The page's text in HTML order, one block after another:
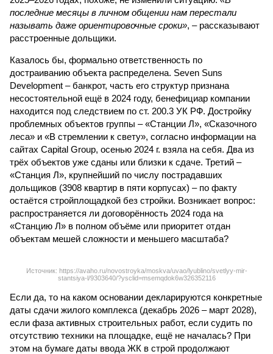
последние месяцы в личном общении нам перестали
называть даже ориентировочные сроки», – рассказывают
расстроенные дольщики.
Казалось бы, формально ответственность по
достраиванию объекта распределена. Seven Suns
Development – банкрот, часть его структур признана
несостоятельной ещё в 2024 году, бенефициар компании
находится под следствием по ст. 200.3 УК РФ. Достройку
проблемных объектов группы – «Станции Л», «Сказочного
леса» и «В стремлении к свету», согласно информации на
сайтах Capital Group, осенью 2024 г. взяла на себя. Два из
трёх объектов уже сданы или близки к сдаче. Третий –
«Станция Л», крупнейший по числу пострадавших
дольщиков (3908 квартир в пяти корпусах) – по факту
остаётся стройплощадкой без стройки. Возникает вопрос:
распространяется ли договорённость 2024 года на
«Станцию Л» в полном объёме или приоритет отдан
объектам мешей сложности и меньшего масштаба?
Источник: https://avaho.ru/novostroyka/moskva/uvao/lyublino/svetlyy-mir-
stantsiya-l/9303640/?ysclid=msemqdok6w326352116
Если да, то на каком основании декларируются конкретные
даты сдачи жилого комплекса (декабрь 2026 – март 2028),
если фаза активных строительных работ, если судить по
отсутствию техники на площадке, ещё не началась? При
этом на бумаге даты ввода ЖК в строй продолжают